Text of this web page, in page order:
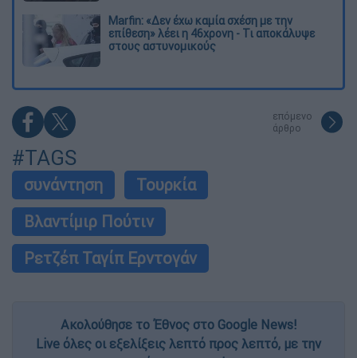
Marfin: «Δεν έχω καμία σχέση με την
επίθεση» λέει η 46χρονη - Τι αποκάλυψε
στους αστυνομικούς
επόμενο
άρθρο
#TAGS
συνάντηση
Τουρκία
Βλαντίμιρ Πούτιν
Ρετζέπ Ταγίπ Ερντογάν
Ακολούθησε το Έθνος στο Google News!
Live όλες οι εξελίξεις λεπτό προς λεπτό, με την